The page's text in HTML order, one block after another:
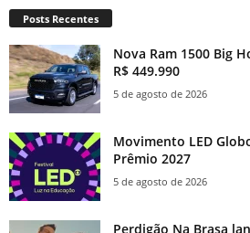
Posts Recentes
Nova Ram 1500 Big
R$ 449.990
5 de agosto de 2026
Movimento LED
Prêmio 2027
5 de agosto de 2026
Perdigão Na Brasa